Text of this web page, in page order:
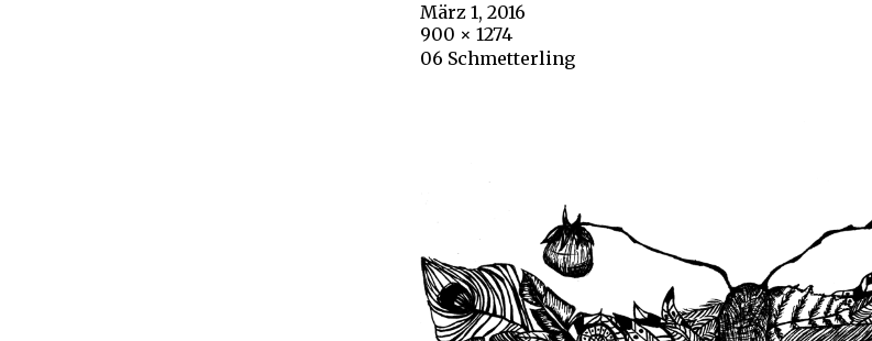
März 1, 2016
900 × 1274
06 Schmetterling